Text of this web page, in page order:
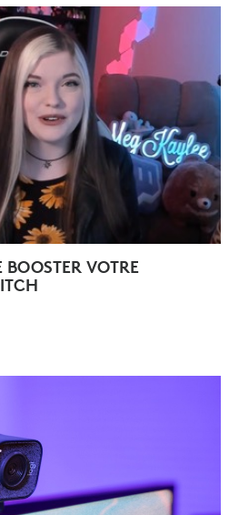
VOTRE